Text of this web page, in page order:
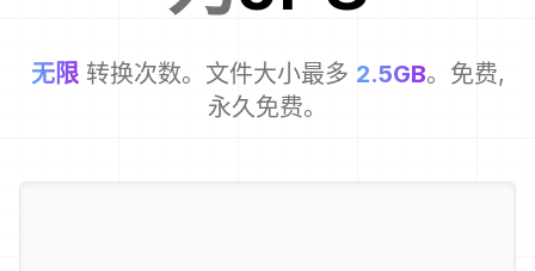
无限 转换次数。文件大小最多 2.5GB。免费,
永久免费。